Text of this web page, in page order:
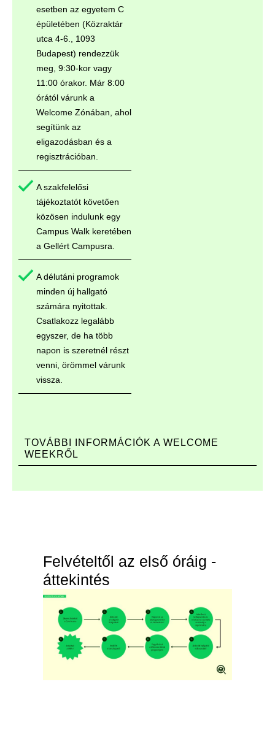
esetben az egyetem C
épületében (Közraktár
utca 4-6., 1093
Budapest) rendezzük
meg, 9:30-kor vagy
11:00 órakor. Már 8:00
órától várunk a
Welcome Zónában, ahol
segítünk az
eligazodásban és a
regisztrációban.
A szakfelelősi
tájékoztatót követően
közösen indulunk egy
Campus Walk keretében
a Gellért Campusra.
A délutáni programok
minden új hallgató
számára nyitottak.
Csatlakozz legalább
egyszer, de ha több
napon is szeretnél részt
venni, örömmel várunk
vissza.
TOVÁBBI INFORMÁCIÓK A WELCOME
WEEKRŐL
Felvételtől az első óráig -
áttekintés